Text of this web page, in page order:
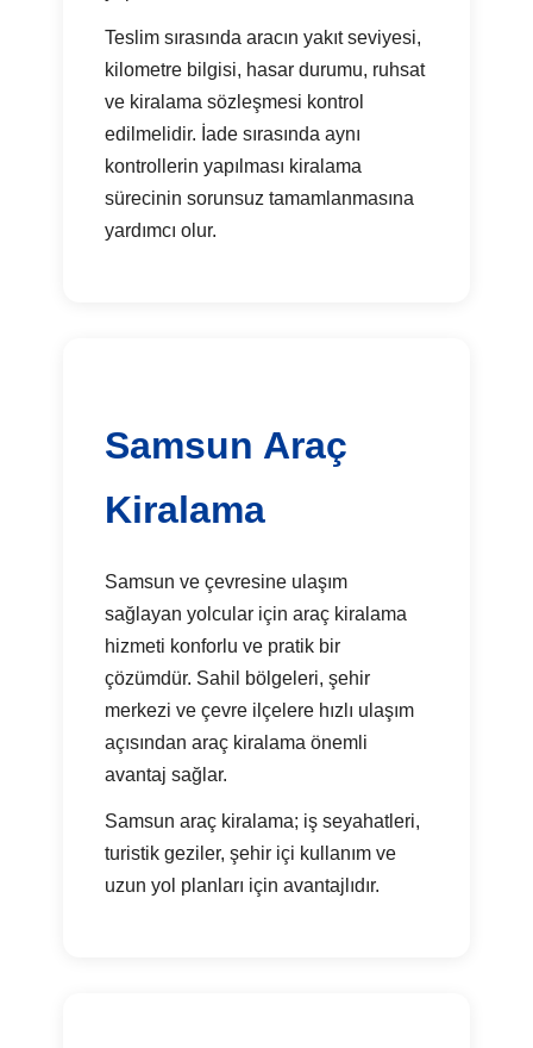
Teslim sırasında aracın yakıt seviyesi,
kilometre bilgisi, hasar durumu, ruhsat
ve kiralama sözleşmesi kontrol
edilmelidir. İade sırasında aynı
kontrollerin yapılması kiralama
sürecinin sorunsuz tamamlanmasına
yardımcı olur.
Samsun Araç
Kiralama
Samsun ve çevresine ulaşım
sağlayan yolcular için araç kiralama
hizmeti konforlu ve pratik bir
çözümdür. Sahil bölgeleri, şehir
merkezi ve çevre ilçelere hızlı ulaşım
açısından araç kiralama önemli
avantaj sağlar.
Samsun araç kiralama; iş seyahatleri,
turistik geziler, şehir içi kullanım ve
uzun yol planları için avantajlıdır.